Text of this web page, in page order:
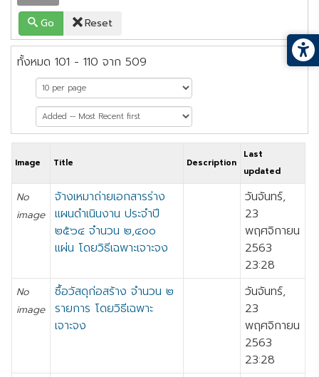
Go Reset
ทั้งหมด 101 - 110 จาก 509
Image Title Description
Last
updated
No
image
จ้างเหมาถ่ายเอกสารร่าง
แผนดำเนินงาน ประจำปี
๒๕๖๔ จำนวน ๒,๔๐๐
แผ่น โดยวิธีเฉพาะเจาะจง
วันจันทร์,
23
พฤศจิกายน
2563
23:28
No
image
ซื้อวัสดุก่อสร้าง จำนวน ๒
รายการ โดยวิธีเฉพาะ
เจาะจง
วันจันทร์,
23
พฤศจิกายน
2563
23:28